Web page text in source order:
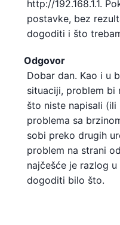
http://192.168.1.1.
postavke, bez
dogoditi i što
Odgovor
Dobar dan. Kao i u
situaciji, problem
što niste napisali
problema sa
sobi preko drugih
problem na strani
najčešće je razlog
dogoditi bilo što.